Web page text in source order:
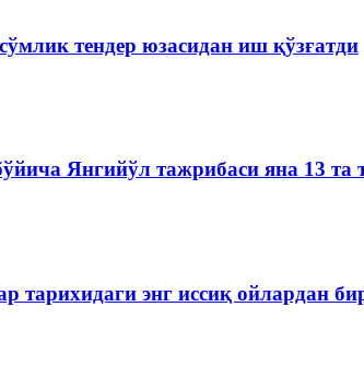
тендер юзасидан иш қўзғатди
Янгийўл тажрибаси яна 13 та
тарихидаги энг иссиқ ойлардан